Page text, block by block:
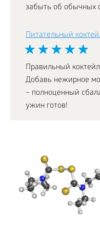
забыть об обычных
Питательный
Правильный
Добавь нежирное
– полноценный
ужин готов!